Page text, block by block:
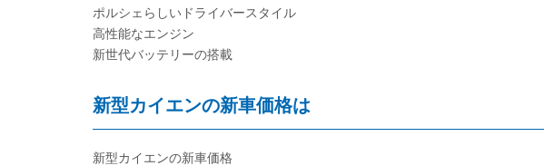
ポルシェらしいドライバースタイル
高性能なエンジン
新世代バッテリーの搭載
新型カイエンの新車価格は
新型カイエンの新車価格